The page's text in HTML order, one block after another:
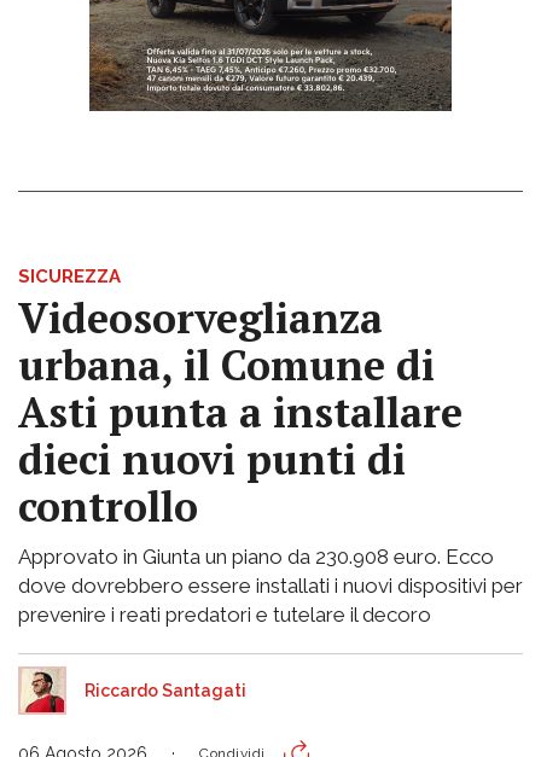
SICUREZZA
Videosorveglianza
urbana, il Comune di
Asti punta a installare
dieci nuovi punti di
controllo
Approvato in Giunta un piano da 230.908 euro. Ecco
dove dovrebbero essere installati i nuovi dispositivi per
prevenire i reati predatori e tutelare il decoro
Riccardo Santagati
06 Agosto 2026 Condividi